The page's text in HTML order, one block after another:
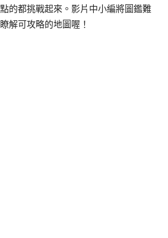
的都挑戰起來。影片中小編將圖鑑難
解可攻略的地圖喔！